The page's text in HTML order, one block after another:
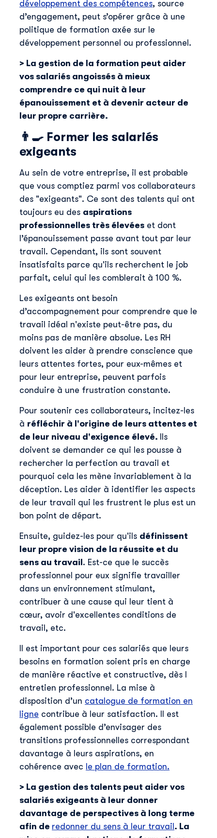
développement des compétences, source
d’engagement, peut s’opérer grâce à une
politique de formation axée sur le
développement personnel ou professionnel.
> La gestion de la formation peut aider
vos salariés angoissés à mieux
comprendre ce qui nuit à leur
épanouissement et à devenir acteur de
leur propre carrière.
👨‍🍳 Former les salariés
exigeants
Au sein de votre entreprise, il est probable
que vous comptiez parmi vos collaborateurs
des "exigeants". Ce sont des talents qui ont
toujours eu des aspirations
professionnelles très élevées et dont
l’épanouissement passe avant tout par leur
travail. Cependant, ils sont souvent
insatisfaits parce qu'ils recherchent le job
parfait, celui qui les comblerait à 100 %.
Les exigeants ont besoin
d’accompagnement pour comprendre que le
travail idéal n'existe peut-être pas, du
moins pas de manière absolue. Les RH
doivent les aider à prendre conscience que
leurs attentes fortes, pour eux-mêmes et
pour leur entreprise, peuvent parfois
conduire à une frustration constante.
Pour soutenir ces collaborateurs, incitez-les
à réfléchir à l'origine de leurs attentes et
de leur niveau d'exigence élevé.
Ils
doivent se demander ce qui les pousse à
rechercher la perfection au travail et
pourquoi cela les mène invariablement à la
déception. Les aider à identifier les aspects
de leur travail qui les frustrent le plus est un
bon point de départ.
Ensuite, guidez-les pour qu'ils définissent
leur propre vision de la réussite et du
sens au travail . Est-ce que le succès
professionnel pour eux signifie travailler
dans un environnement stimulant,
contribuer à une cause qui leur tient à
cœur, avoir d'excellentes conditions de
travail, etc.
Il est important pour ces salariés que leurs
besoins en formation soient pris en charge
de manière réactive et constructive, dès l
entretien professionnel. La mise à
disposition d’un catalogue de formation en
ligne contribue à leur satisfaction. Il est
également possible d’envisager des
transitions professionnelles correspondant
davantage à leurs aspirations, en
cohérence avec le plan de formation.
> La gestion des talents peut aider vos
salariés exigeants à leur donner
davantage de perspectives à long terme
afin de redonner du sens à leur travail . La